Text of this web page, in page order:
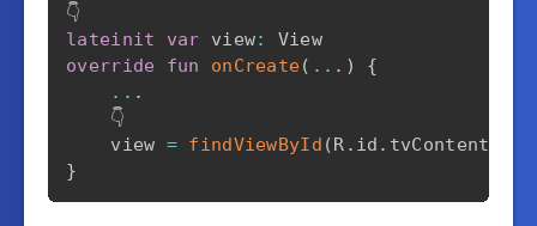
lateinit
var view:
View
override
fun onCreate( .. . )
{
.. .
    👇
    view
= findViewById (R . id . tvContent
}